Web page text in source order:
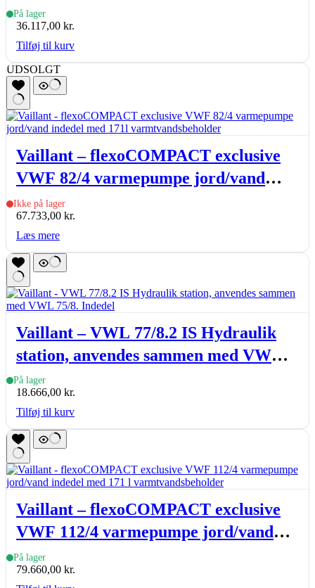
med VVB 185 l, K-gen, R32, 3-9kW
På lager
36.117,00 kr.
Tilføj til kurv
UDSOLGT
Vaillant – flexoCOMPACT exclusive
VWF 82/4 varmepumpe jord/vand
indedel med 171l varmtvandsbeholder
Ikke på lager
67.733,00 kr.
Læs mere
Vaillant – VWL 77/8.2 IS Hydraulik
station, anvendes sammen med VWL
75/8. Indedel
På lager
18.666,00 kr.
Tilføj til kurv
Vaillant – flexoCOMPACT exclusive
VWF 112/4 varmepumpe jord/vand
indedel med 171 l varmtvandsbeholder
På lager
79.660,00 kr.